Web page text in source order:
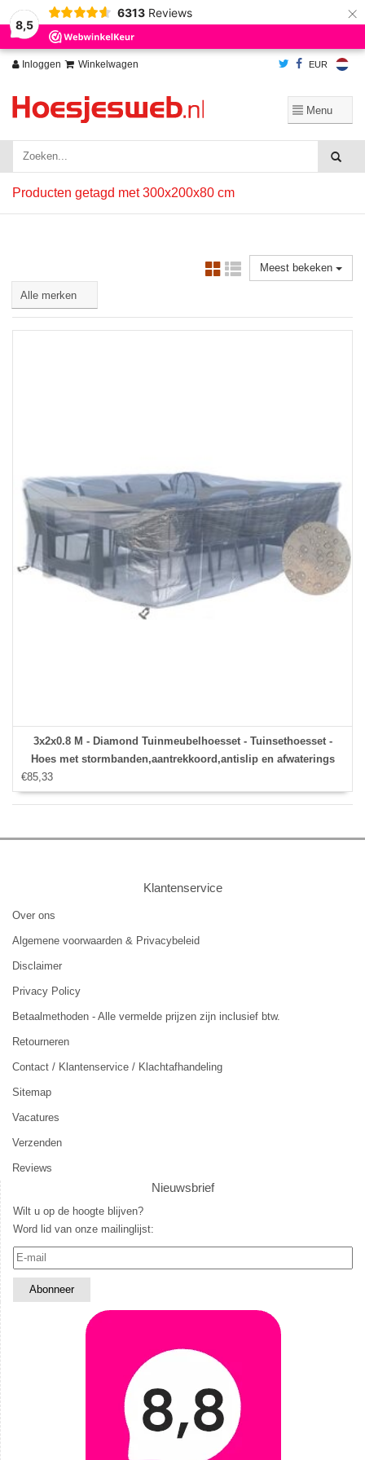
8,5
6313 Reviews ×
Inloggen Winkelwagen EUR
Producten getagd met 300x200x80 cm
Meest bekeken
3x2x0.8 M - Diamond Tuinmeubelhoesset - Tuinsethoesset -
Hoes met stormbanden,aantrekkoord,antislip en afwaterings
€85,33
Klantenservice
Over ons
Algemene voorwaarden & Privacybeleid
Disclaimer
Privacy Policy
Betaalmethoden - Alle vermelde prijzen zijn inclusief btw.
Retourneren
Contact / Klantenservice / Klachtafhandeling
Sitemap
Vacatures
Verzenden
Reviews
Nieuwsbrief
Wilt u op de hoogte blijven?
Word lid van onze mailinglijst:
Wij slaan cookies op om onze website te verbeteren. Is dat akkoord?
Ja
Nee